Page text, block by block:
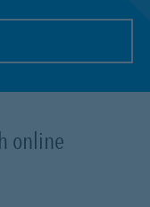
online